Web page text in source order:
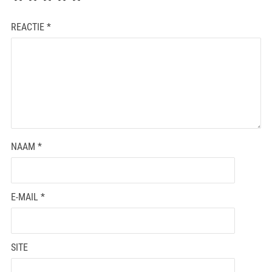
REACTIE *
NAAM *
E-MAIL *
SITE